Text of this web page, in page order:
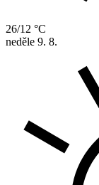
26/12 °C
neděle 9. 8.